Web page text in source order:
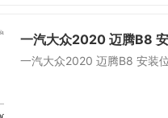
一汽大众2020 迈腾B8
一汽大众2020 迈腾B8 安装